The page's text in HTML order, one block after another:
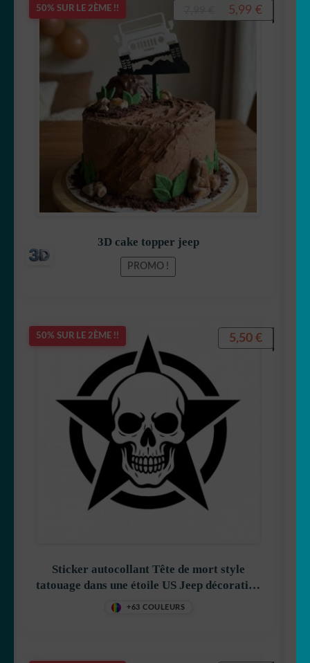
50% SUR LE 2ÈME !!
3D cake topper jeep
PROMO !
Le
7,99 €.
5,99 €Le
50% SUR LE 2ÈME !!
Sticker autocollant Tête de mort style
tatouage dans une étoile US Jeep décoration
decostickerstore – LFHTMA
+63 COULEURS
5,50 €